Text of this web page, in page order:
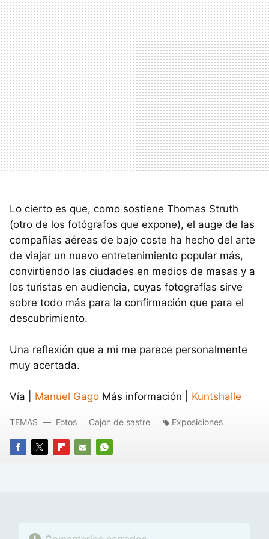
Lo cierto es que, como sostiene Thomas Struth
(otro de los fotógrafos que expone), el auge de las
compañías aéreas de bajo coste ha hecho del arte
de viajar un nuevo entretenimiento popular más,
convirtiendo las ciudades en medios de masas y a
los turistas en audiencia, cuyas fotografías sirve
sobre todo más para la confirmación que para el
descubrimiento.
Una reflexión que a mi me parece personalmente
muy acertada.
Vía | Manuel Gago Más información | Kuntshalle
FACEBOOK
TWITTERFLIPBOARD
E-
WHATSAPP
TEMAS Fotos Cajón de sastre Exposiciones